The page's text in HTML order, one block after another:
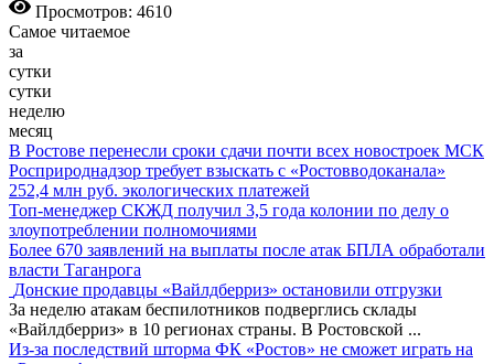
Просмотров: 4610
Самое читаемое
за
сутки
сутки
неделю
месяц
В Ростове перенесли сроки сдачи почти всех новостроек МСК
Росприроднадзор требует взыскать с «Ростовводоканала»
252,4 млн руб. экологических платежей
Топ-менеджер СКЖД получил 3,5 года колонии по делу о
злоупотреблении полномочиями
Более 670 заявлений на выплаты после атак БПЛА обработали
власти Таганрога
Донские продавцы «Вайлдберриз» остановили отгрузки
За неделю атакам беспилотников подверглись склады
«Вайлдберриз» в 10 регионах страны. В Ростовской ...
Из-за последствий шторма ФК «Ростов» не сможет играть на